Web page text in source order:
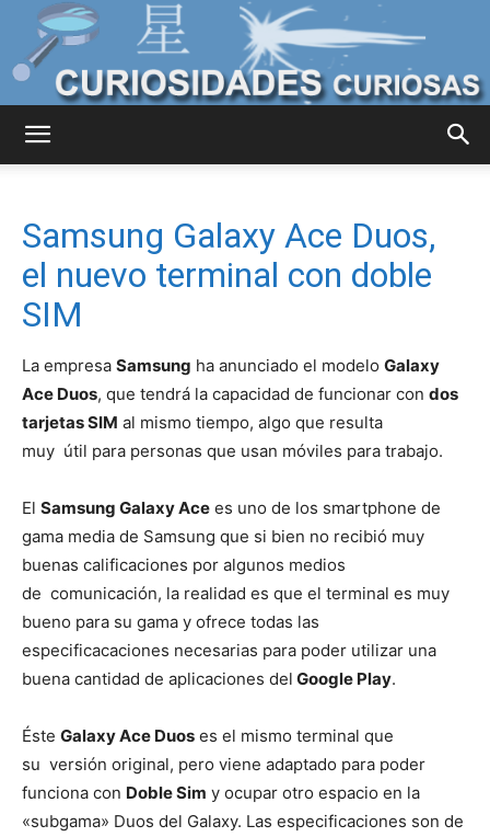
Curiosas
Mundo
Samsung Galaxy Ace Duos,
el nuevo terminal con doble
SIM
La empresa Samsung ha anunciado el modelo Galaxy
Ace Duos, que tendrá la capacidad de funcionar con dos
tarjetas SIM al mismo tiempo, algo que resulta
muy útil para personas que usan móviles para trabajo.
El Samsung Galaxy Ace es uno de los smartphone de
gama media de Samsung que si bien no recibió muy
buenas calificaciones por algunos medios
de comunicación, la realidad es que el terminal es muy
bueno para su gama y ofrece todas las
especificacaciones necesarias para poder utilizar una
buena cantidad de aplicaciones del Google Play.
Éste Galaxy Ace Duos es el mismo terminal que
su versión original, pero viene adaptado para poder
funciona con Doble Sim y ocupar otro espacio en la
«subgama» Duos del Galaxy. Las especificaciones son de